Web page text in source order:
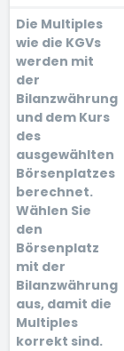
Die Multiples
wie die KGVs
werden mit
der
Bilanzwährung
und dem Kurs
des
ausgewählten
Börsenplatzes
berechnet.
Wählen Sie
den
Börsenplatz
mit der
Bilanzwährung
aus, damit die
Multiples
korrekt sind.